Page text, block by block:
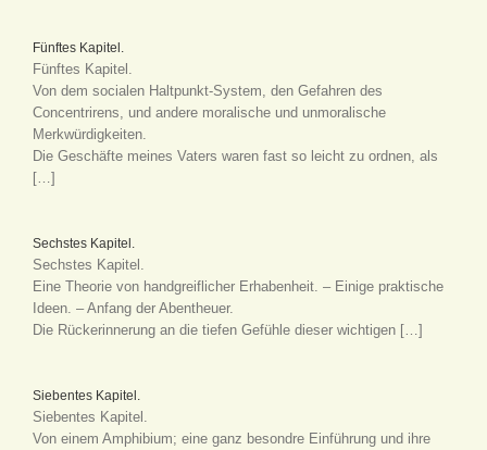
Fünftes Kapitel.
Fünftes Kapitel.
Von dem socialen Haltpunkt-System, den Gefahren des
Concentrirens, und andere moralische und unmoralische
Merkwürdigkeiten.
Die Geschäfte meines Vaters waren fast so leicht zu ordnen, als
[…]
Sechstes Kapitel.
Sechstes Kapitel.
Eine Theorie von handgreiflicher Erhabenheit. – Einige praktische
Ideen. – Anfang der Abentheuer.
Die Rückerinnerung an die tiefen Gefühle dieser wichtigen […]
Siebentes Kapitel.
Siebentes Kapitel.
Von einem Amphibium; eine ganz besondre Einführung und ihre